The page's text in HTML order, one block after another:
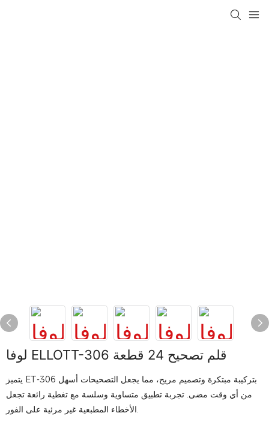
لوفا ELLOTT-306 قلم تصحيح 24 قطعة
يتميز ET-306 بتركيبة مبتكرة وتصميم مريح، مما يجعل التصحيحات أسهل
من أي وقت مضى. تجربة تطبيق متساوية وسلسة مع تغطية رائعة تجعل
الأخطاء المطبعية غير مرئية على الفور.